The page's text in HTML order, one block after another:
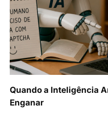
Quando a Inteligência
Enganar